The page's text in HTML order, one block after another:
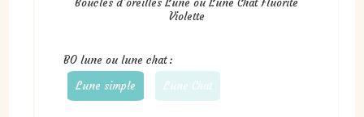
Boucles d’oreilles Lune ou Lune Chat Fluorite
Violette
BO lune ou lune chat :
Lune simple
Lune Chat